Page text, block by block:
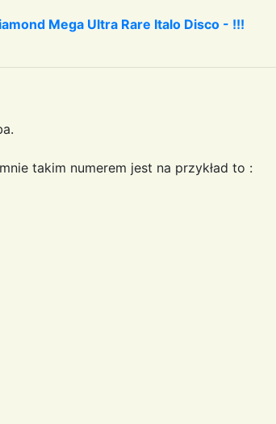
Mega Ultra Rare Italo Disco - !!!
takim numerem jest na przykład to :